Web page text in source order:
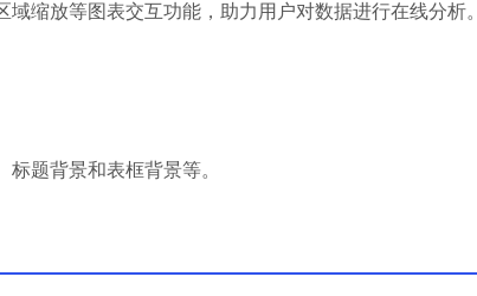
缩放等图表交互功能，助力用户对数据进行在线分析。
题背景和表框背景等。